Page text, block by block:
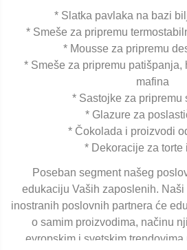
* Slatka pavlaka na bazi
* Smeše za pripremu
* Mousse za pripremu
* Smeše za pripremu patišpanja,
mafina
* Sastojke za pripremu
* Glazure za
* Čokolada i proizvodi
* Dekoracije za torte
Poseban segment našeg
edukaciju Vaših zaposlenih. Naši
inostranih poslovnih partnera će
o samim proizvodima, načinu
evropskim i svetskim